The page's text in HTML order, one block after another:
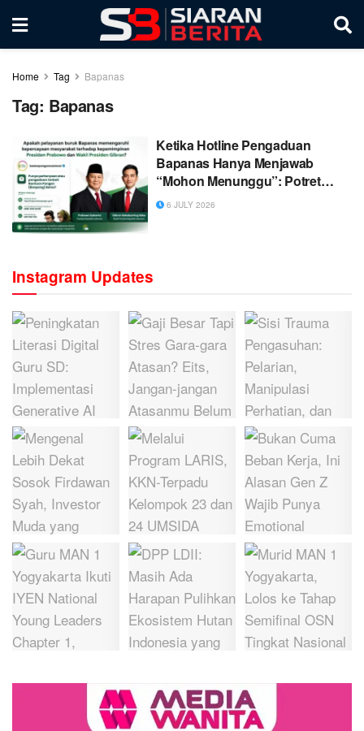
Home Tag Bapanas
Tag: Bapanas
Ketika Hotline Pengaduan
Bapanas Hanya Menjawab
“Mohon Menunggu”: Potret
Akuntabilitas Pelayanan Publik
6 JULY 2026
Instagram Updates